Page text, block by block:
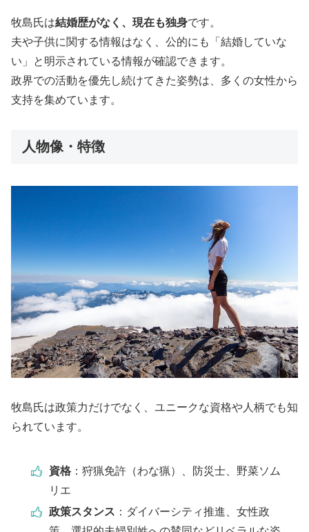
牧島氏は結婚歴がなく、現在も独身です。
夫や子供に関する情報はなく、公的にも「結婚していな
い」と明示されている情報が確認できます。
政界での活動を優先し続けてきた姿勢は、多くの女性から
支持を集めています。
人物像・特徴
牧島氏は政策力だけでなく、ユニークな資格や人柄でも知
られています。
資格：狩猟免許（わな猟）、防災士、野菜ソム
リエ
政策スタンス ：ダイバーシティ推進、女性政